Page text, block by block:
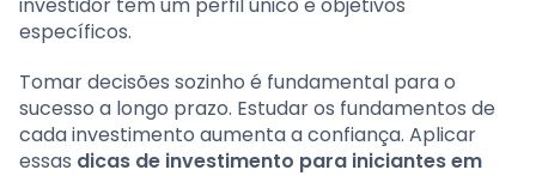
investidor tem um perfil único e objetivos
específicos.
Tomar decisões sozinho é fundamental para o
sucesso a longo prazo. Estudar os fundamentos de
cada investimento aumenta a confiança. Aplicar
essas dicas de investimento para iniciantes em